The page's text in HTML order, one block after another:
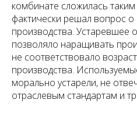
комбинате сложилась
фактически решал вопрос
производства. Устаревшее
позволяло наращивать
не соответствовало
производства.
морально устарели, не
отраслевым стандартам и